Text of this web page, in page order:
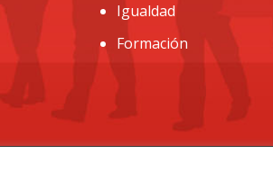
Igualdad
Formación